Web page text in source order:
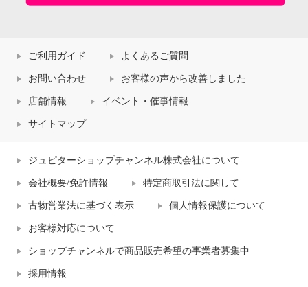
ご利用ガイド よくあるご質問
お問い合わせ お客様の声から改善しました
店舗情報 イベント・催事情報
サイトマップ
ジュピターショップチャンネル株式会社について
会社概要/免許情報 特定商取引法に関して
古物営業法に基づく表示 個人情報保護について
お客様対応について
ショップチャンネルで商品販売希望の事業者募集中
採用情報